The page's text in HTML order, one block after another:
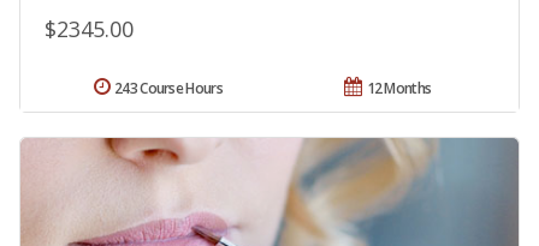
$2345.00
12 Months
243 Course Hours